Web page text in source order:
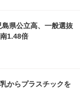
島県公立高、一般選抜
1.48倍
からプラスチックを